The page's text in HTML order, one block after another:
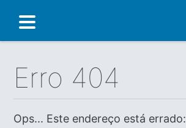
Erro 404
Ops... Este endereço está errado: